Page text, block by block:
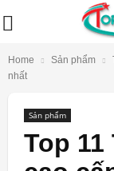
Home Sản phẩm
nhất
Sản phẩm
Top